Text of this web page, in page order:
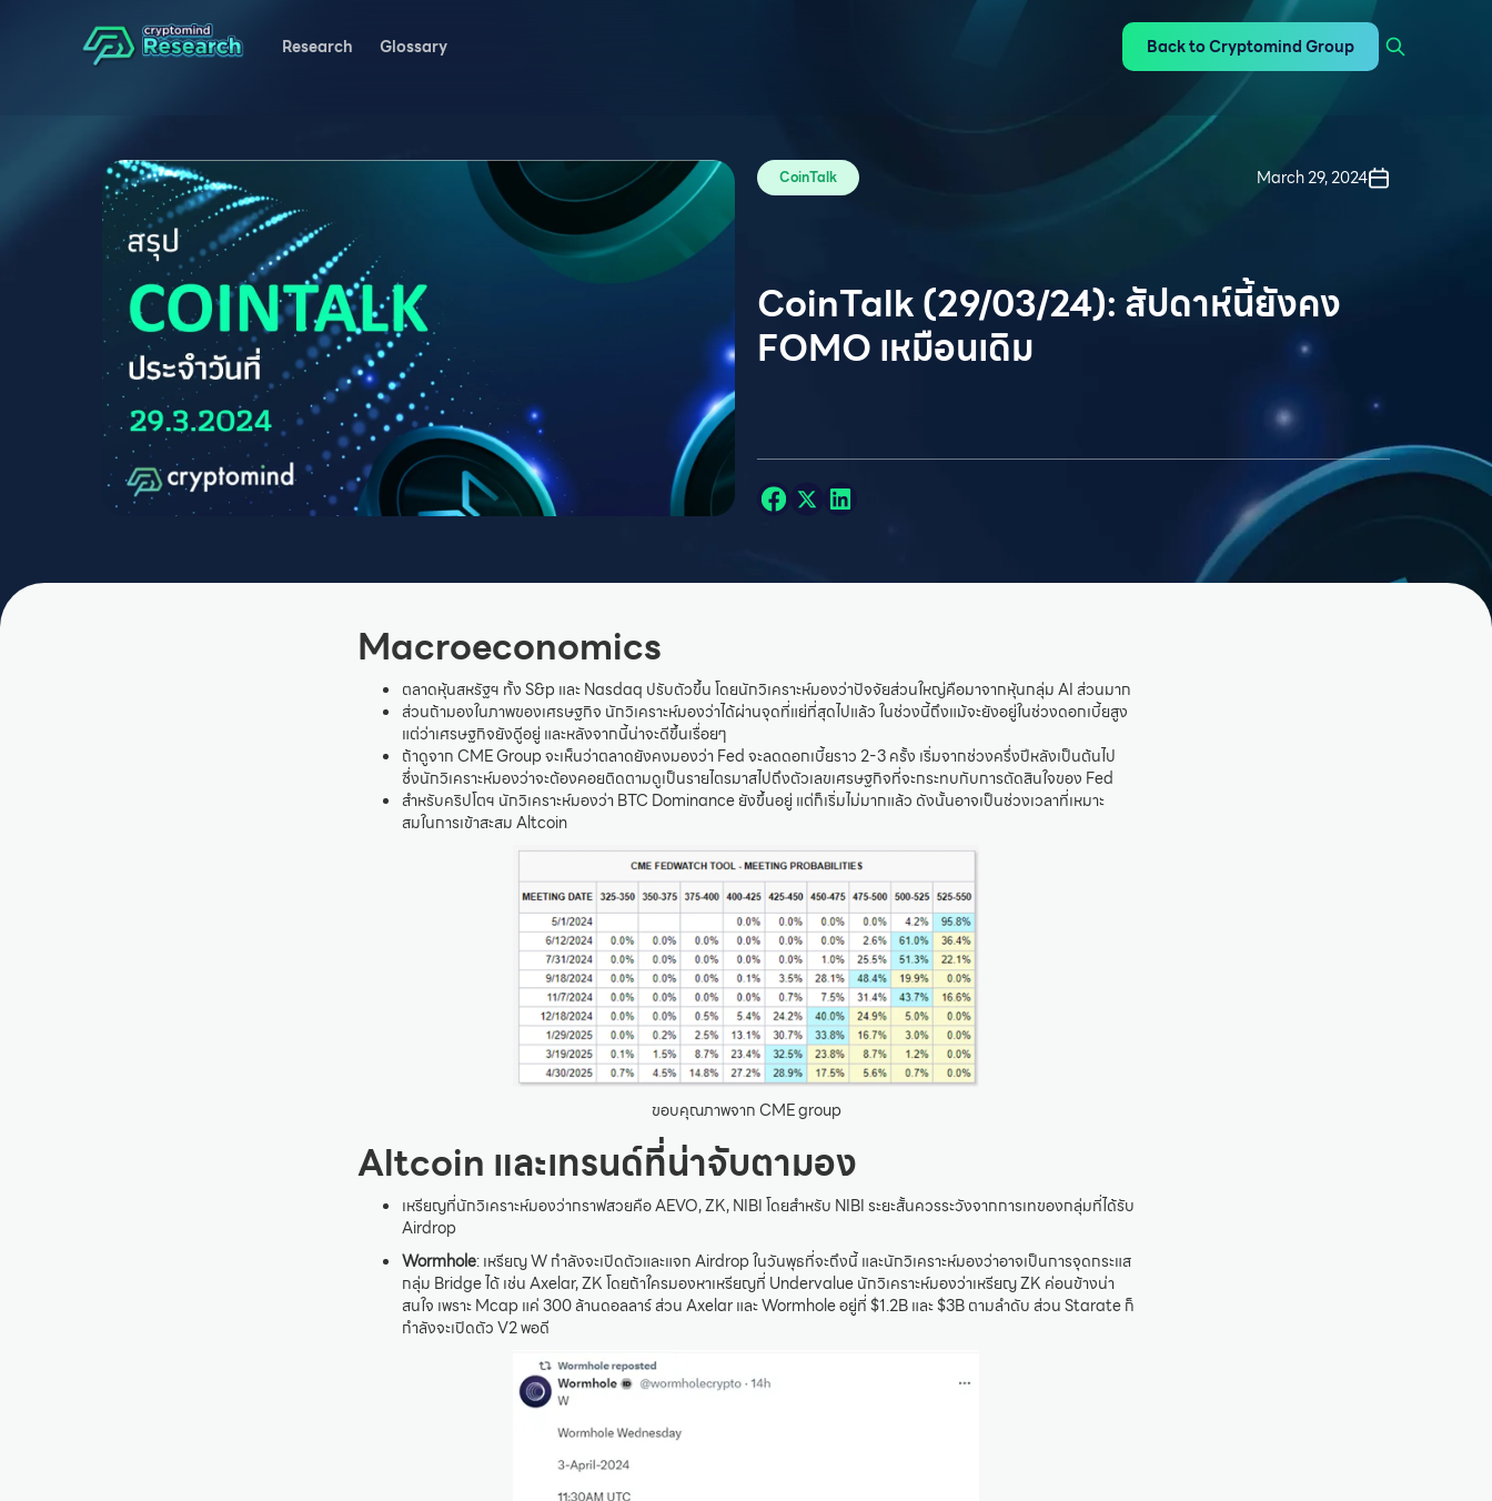
Research Glossary Back to Cryptomind Group
CoinTalk March 29, 2024
CoinTalk (29/03/24): สัปดาห์นี้ยังคง
FOMO เหมือนเดิม
Macroeconomics
ตลาดหุ้นสหรัฐฯ ทั้ง S&p และ Nasdaq ปรับตัวขึ้น โดยนักวิเคราะห์มองว่าปัจจัยส่วนใหญ่คือมาจากหุ้นกลุ่ม AI ส่วนมาก
ส่วนถ้ามองในภาพของเศรษฐกิจ นักวิเคราะห์มองว่าได้ผ่านจุดที่แย่ที่สุดไปแล้ว ในช่วงนี้ถึงแม้จะยังอยู่ในช่วงดอกเบี้ยสูง
แต่ว่าเศรษฐกิจยังดูีอยู่ และหลังจากนี้น่าจะดีขึ้นเรื่อยๆ
ถ้าดูจาก CME Group จะเห็นว่าตลาดยังคงมองว่า Fed จะลดดอกเบี้ยราว 2-3 ครั้ง เริ่มจากช่วงครึ่งปีหลังเป็นต้นไป
ซึ่งนักวิเคราะห์มองว่าจะต้องคอยติดตามดูเป็นรายไตรมาสไปถึงตัวเลขเศรษฐกิจที่จะกระทบกับการตัดสินใจของ Fed
สำหรับคริปโตฯ นักวิเคราะห์มองว่า BTC Dominance ยังขึ้นอยู่ แต่ก็เริ่มไม่มากแล้ว ดังนั้นอาจเป็นช่วงเวลาที่เหมาะ
สมในการเข้าสะสม Altcoin
ขอบคุณภาพจาก CME group
Altcoin และเทรนด์ที่น่าจับตามอง
เหรียญที่นักวิเคราะห์มองว่ากราฟสวยคือ AEVO, ZK, NIBI โดยสำหรับ NIBI ระยะสั้นควรระวังจากการเทของกลุ่มที่ได้รับ
Airdrop
Wormhole: เหรียญ W กำลังจะเปิดตัวและแจก Airdrop ในวันพุธที่จะถึงนี้ และนักวิเคราะห์มองว่าอาจเป็นการจุดกระแส
กลุ่ม Bridge ได้ เช่น Axelar, ZK โดยถ้าใครมองหาเหรียญที่ Undervalue นักวิเคราะห์มองว่าเหรียญ ZK ค่อนข้างน่า
สนใจ เพราะ Mcap แค่ 300 ล้านดอลลาร์ ส่วน Axelar และ Wormhole อยู่ที่ $1.2B และ $3B ตามลำดับ ส่วน Starate ก็
กำลังจะเปิดตัว V2 พอดี